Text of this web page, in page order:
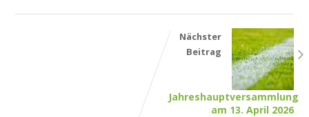
Nächster
Beitrag
Jahreshauptversammlung
am 13. April 2026